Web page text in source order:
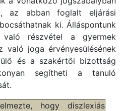
az abban foglalt eljárási
ki. Álláspontunk
részvétel a gyermek
való joga érvényesülésének
és a szakértői bizottság
segítheti a tanuló
hogy diszlexiás